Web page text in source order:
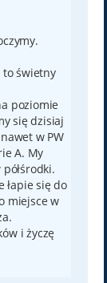
to świetny
poziomie
się dzisiaj
w PW
A. My
łapie się do
miejsce w
i życzę